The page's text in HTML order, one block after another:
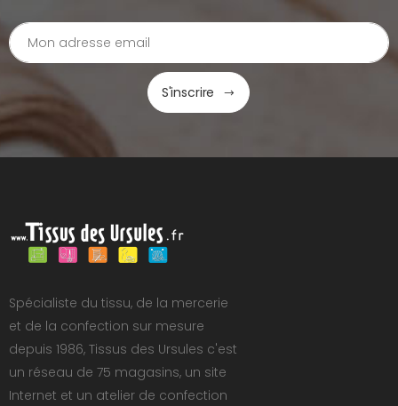
S'inscrire
Spécialiste du tissu, de la mercerie
et de la confection sur mesure
depuis 1986, Tissus des Ursules c'est
un réseau de 75 magasins, un site
Internet et un atelier de confection